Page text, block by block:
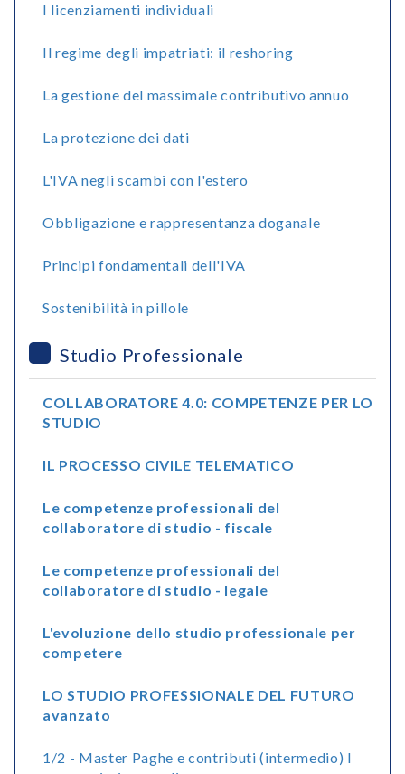
I licenziamenti individuali
Il regime degli impatriati: il reshoring
La gestione del massimale contributivo annuo
La protezione dei dati
L'IVA negli scambi con l'estero
Obbligazione e rappresentanza doganale
Principi fondamentali dell'IVA
Sostenibilità in pillole
Studio Professionale
COLLABORATORE 4.0: COMPETENZE PER LO
STUDIO
IL PROCESSO CIVILE TELEMATICO
Le competenze professionali del
collaboratore di studio - fiscale
Le competenze professionali del
collaboratore di studio - legale
L'evoluzione dello studio professionale per
competere
LO STUDIO PROFESSIONALE DEL FUTURO
avanzato
1/2 - Master Paghe e contributi (intermedio) I